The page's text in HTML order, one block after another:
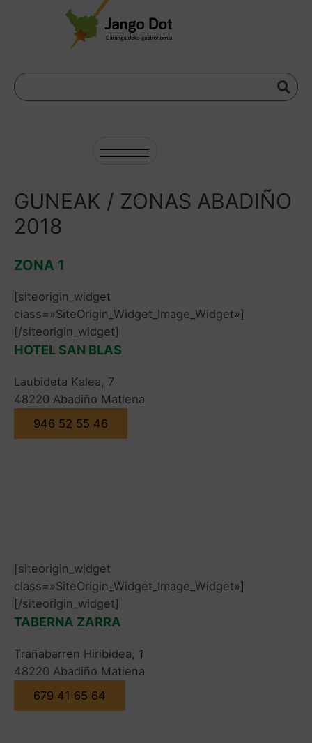
GUNEAK / ZONAS ABADIÑO
2018
ZONA 1
[siteorigin_widget
class=»SiteOrigin_Widget_Image_Widget»]
[/siteorigin_widget]
HOTEL SAN BLAS
Laubideta Kalea, 7
48220 Abadiño Matiena
946 52 55 46
[siteorigin_widget
class=»SiteOrigin_Widget_Image_Widget»]
[/siteorigin_widget]
TABERNA ZARRA
Trañabarren Hiribidea, 1
48220 Abadiño Matiena
679 41 65 64